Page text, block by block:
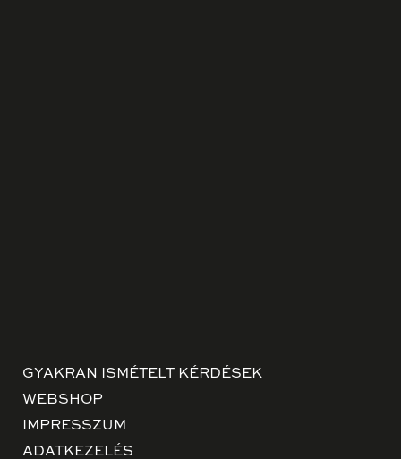
GYAKRAN ISMÉTELT KÉRDÉSEK
WEBSHOP
IMPRESSZUM
ADATKEZELÉS